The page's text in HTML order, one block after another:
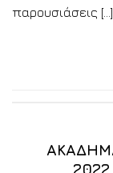
παρουσιάσεις […]